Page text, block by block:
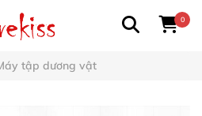
0
tập dương vật